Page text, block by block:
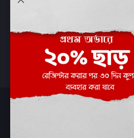
প্রবেশ করুন
অর্ডার ইতিহাস
আমার ইচ্ছাগুলি
অর্ডার ট্র্যাকিং
Boier Haat™ | © All rights